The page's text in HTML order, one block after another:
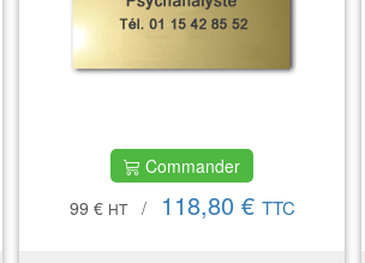
Commander
99 € HT / 118,80 € TTC